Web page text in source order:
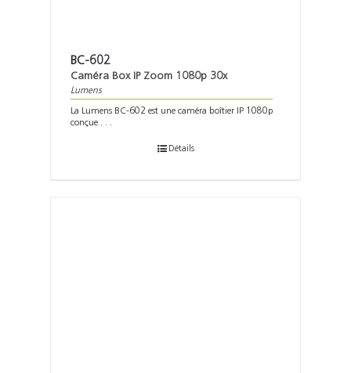
BC-602
Caméra Box IP Zoom 1080p 30x
Lumens
La Lumens BC-602 est une caméra boîtier IP 1080p
conçue . . .
Détails